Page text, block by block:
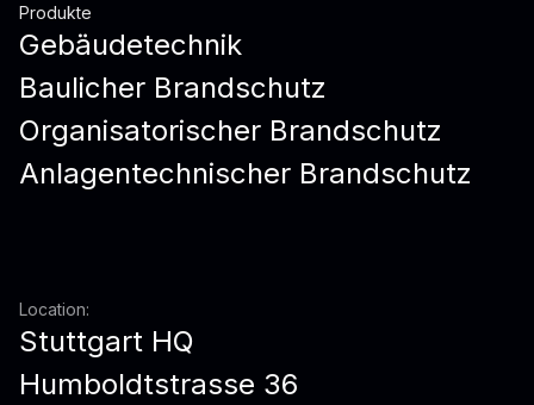
Produkte
Gebäudetechnik
Baulicher Brandschutz
Organisatorischer Brandschutz
Anlagentechnischer Brandschutz
Location:
Stuttgart HQ
Humboldtstrasse 36